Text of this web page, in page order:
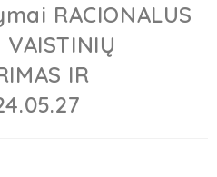
RACIONALUS
IR